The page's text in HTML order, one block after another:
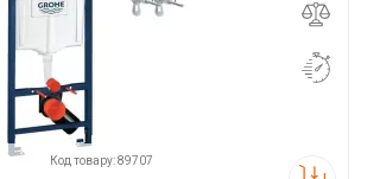
Код товару: 89707